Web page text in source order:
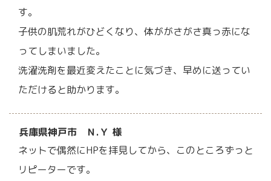
す。
子供の肌荒れがひどくなり、体ががさがさ真っ赤にな
ってしまいました。
洗濯洗剤を最近変えたことに気づき、早めに送ってい
ただけると助かります。
兵庫県神戸市 Ｎ.Ｙ 様
ネットで偶然にHPを拝見してから、このところずっと
リピーターです。